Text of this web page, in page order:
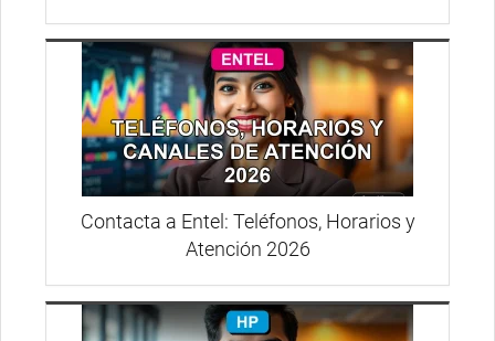
Contacta a Entel: Teléfonos, Horarios y
Atención 2026